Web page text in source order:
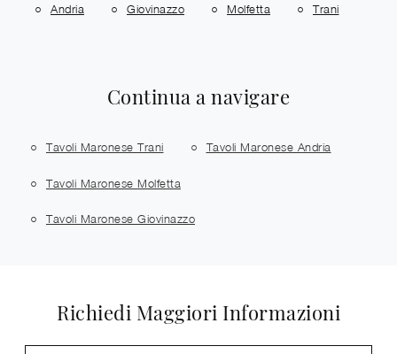
Andria Giovinazzo Molfetta Trani
Continua a navigare
Tavoli Maronese Trani Tavoli Maronese Andria
Tavoli Maronese Molfetta
Tavoli Maronese Giovinazzo
Richiedi Maggiori Informazioni